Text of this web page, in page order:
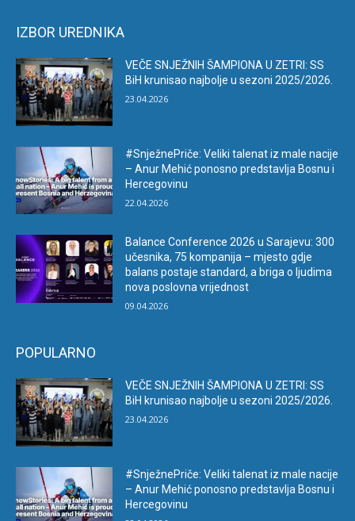
IZBOR UREDNIKA
VEČE SNJEŽNIH ŠAMPIONA U ZETRI: SS
BiH krunisao najbolje u sezoni 2025/2026.
23.04.2026
#SnježnePriče: Veliki talenat iz male nacije
– Anur Mehić ponosno predstavlja Bosnu i
Hercegovinu
22.04.2026
Balance Conference 2026 u Sarajevu: 300
učesnika, 75 kompanija – mjesto gdje
balans postaje standard, a briga o ljudima
nova poslovna vrijednost
09.04.2026
POPULARNO
VEČE SNJEŽNIH ŠAMPIONA U ZETRI: SS
BiH krunisao najbolje u sezoni 2025/2026.
23.04.2026
#SnježnePriče: Veliki talenat iz male nacije
– Anur Mehić ponosno predstavlja Bosnu i
Hercegovinu